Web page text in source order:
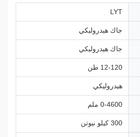
LYT
جاك هيدروليكي
جاك هيدروليكي
12-120 طن
هيدروليكي
0-4600 ملم
300 كيلو نيوتن